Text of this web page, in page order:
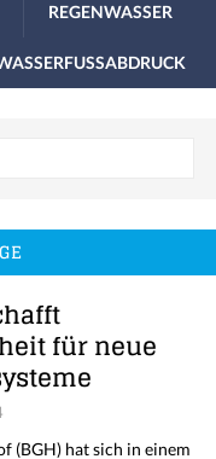
REGENWASSER
für neue
(BGH) hat sich in einem